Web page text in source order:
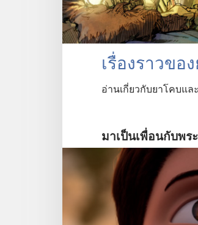
เรื่อง​ราว​ขอ
อ่าน​เกี่ยว​กับ​ยาโคบ​แล
มาเป็นเพื่อนกับพร